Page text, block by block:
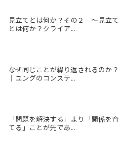
見立てとは何か？その２ 〜見立て
とは何か？クライア...
なぜ同じことが繰り返されるのか？
｜ユングのコンステ...
「問題を解決する」より「関係を育
てる」ことが先であ...